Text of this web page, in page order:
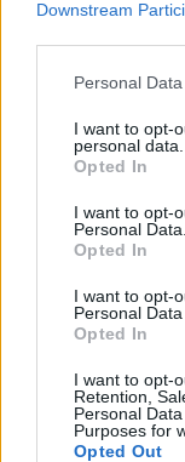
Downstream
Personal
I want to opt-
personal data.
Opted In
I want to opt-
Personal Data.
Opted In
I want to opt-
Personal
Opted In
I want to opt-
Retention,
Personal
Purposes for
Opted Out
espandere lo spazio
gestione e
l’archiviazione con
Una scelta ovvia
U8-111 è un NAS
mette a
professionali.
sopra di tutti gli
prestazioni,